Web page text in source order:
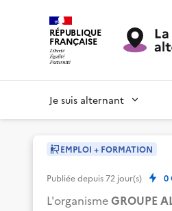
RÉPUBLIQUE
FRANÇAISE
Je suis alternant
EMPLOI + FORMATION
Publiée depuis72 jour(s) 0
L'organismeGROUPE